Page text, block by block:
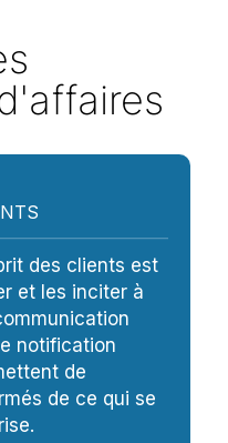
des clients est
et les inciter à
notification
de
de ce qui se